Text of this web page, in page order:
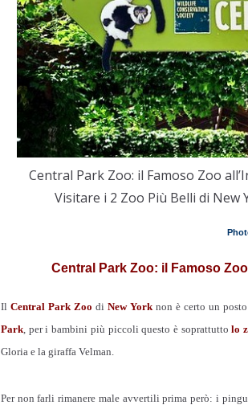
Central Park Zoo: il Famoso Zoo
Visitare i 2 Zoo Più Belli di New
Central Park Zoo: il Famoso
Il Central Park Zoo di New York non è certo un
Park , per i bambini più piccoli questo è soprattuttolo
Gloria e la giraffa Velman.
Per non farli rimanere male avvertili prima però: i